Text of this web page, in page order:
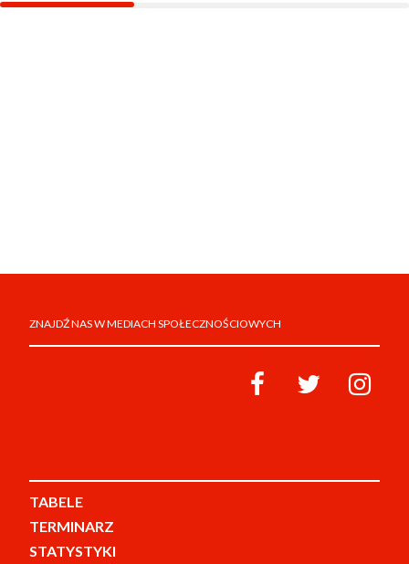
ZNAJDŹ NAS W MEDIACH SPOŁECZNOŚCIOWYCH
TABELE
TERMINARZ
STATYSTYKI